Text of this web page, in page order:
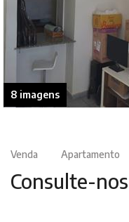
8 imagens
Venda Apartamento
Consulte-nos